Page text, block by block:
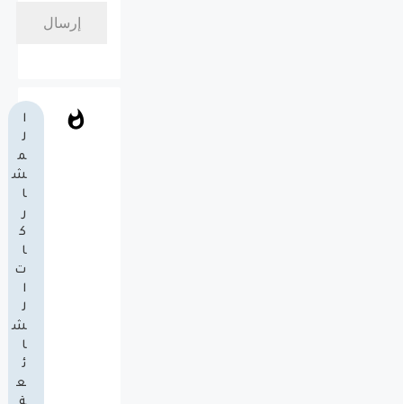
ا
ل
م
ش
ا
ر
ك
ا
ت
ا
ل
ش
ا
ئ
ع